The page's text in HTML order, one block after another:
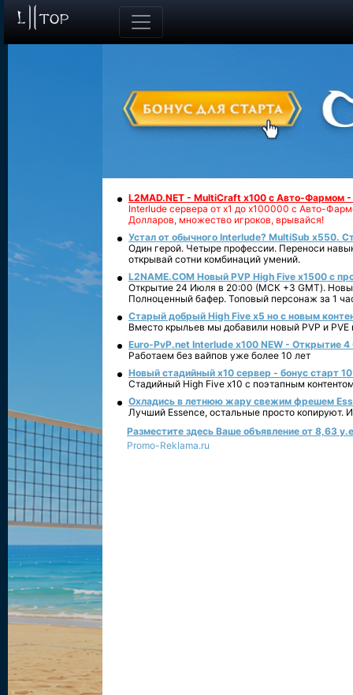
L2MAD.NET - MultiCraft x100 с Авто-Фармом
Interlude сервера от х1 до х100000 с Авто-
Долларов, множество игроков, врывайся!
Устал от обычного Interlude? MultiSub x550.
Один герой. Четыре профессии. Переноси
открывай сотни комбинаций умений.
L2NAME.COM Новый PVP High Five x1500 с
Открытие 24 Июля в 20:00 (МСК +3 GMT).
Полноценный бафер. Топовый персонаж за 1
Старый добрый High Five x5 но с новым
Вместо крыльев мы добавили новый PVP и PVE
Euro-PvP.net Interlude х100 NEW - Открытие 4
Работаем без вайпов уже более 10 лет
Новый стадийный х10 сервер - бонус старт
Стадийный High Five x10 с поэтапным
Охладись в летнюю жару свежим фрешем
Лучший Essence, остальные просто копируют.
Разместите здесь Ваше объявление от 8,63
Promo-Reklama.ru